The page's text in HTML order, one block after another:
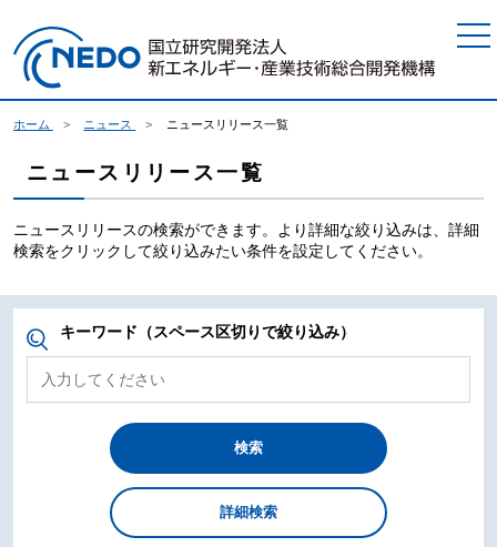
ホーム ニュース ニュースリリース一覧
ニュースリリース一覧
ニュースリリースの検索ができます。より詳細な絞り込みは、詳細
検索をクリックして絞り込みたい条件を設定してください。
キーワード（スペース区切りで絞り込み）